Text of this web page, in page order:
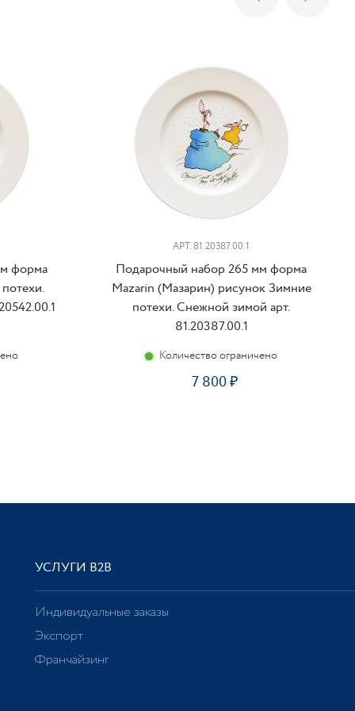
форма
АРТ. 81.20387.00.1
Подарочный набор 265 мм форма
Mazarin (Мазарин) рисунок Зимние
потехи. Снежной зимой арт.
81.20387.00.1
Количество ограничено
7 800
УСЛУГИ В2В
Индивидуальные заказы
Экспорт
Франчайзинг